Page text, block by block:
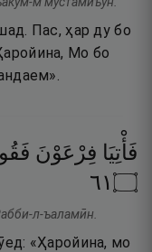
Пас, ҳар ду бо
Мо бо
فَأْتِيَا فِرْعَوْنَ
۝١٦
л-ъаламӣн.
«Ҳаройина, мо